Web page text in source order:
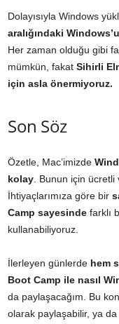
Dolayısıyla Windows
aralığındaki
Her zaman olduğu gibi
mümkün, fakat Sihirli
için asla önermiyoruz.
Son Söz
Özetle, Mac’imizde
kolay. Bunun için ücretli
İhtiyaçlarımıza göre bir
Camp sayesinde farklı
kullanabiliyoruz.
İlerleyen günlerde hem
Boot Camp ile nasıl
da paylaşacağım. Bu
olarak paylaşabilir, ya da